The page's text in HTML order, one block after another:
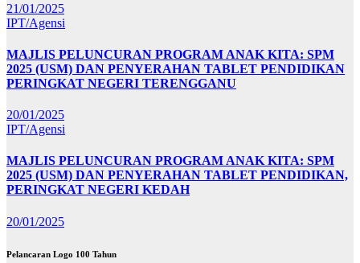
21/01/2025
IPT/Agensi
MAJLIS PELUNCURAN PROGRAM ANAK KITA: SPM
2025 (USM) DAN PENYERAHAN TABLET PENDIDIKAN
PERINGKAT NEGERI TERENGGANU
20/01/2025
IPT/Agensi
MAJLIS PELUNCURAN PROGRAM ANAK KITA: SPM
2025 (USM) DAN PENYERAHAN TABLET PENDIDIKAN,
PERINGKAT NEGERI KEDAH
20/01/2025
Pelancaran Logo 100 Tahun